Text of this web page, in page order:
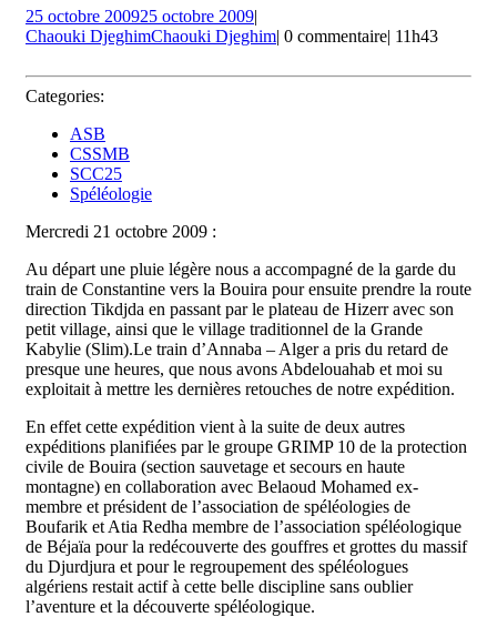
25 octobre 200925 octobre 2009|
Chaouki DjeghimChaouki Djeghim| 0 commentaire| 11h43
Categories:
ASB
CSSMB
SCC25
Spéléologie
Mercredi 21 octobre 2009 :
Au départ une pluie légère nous a accompagné de la garde du
train de Constantine vers la Bouira pour ensuite prendre la route
direction Tikdjda en passant par le plateau de Hizerr avec son
petit village, ainsi que le village traditionnel de la Grande
Kabylie (Slim).Le train d’Annaba – Alger a pris du retard de
presque une heures, que nous avons Abdelouahab et moi su
exploitait à mettre les dernières retouches de notre expédition.
En effet cette expédition vient à la suite de deux autres
expéditions planifiées par le groupe GRIMP 10 de la protection
civile de Bouira (section sauvetage et secours en haute
montagne) en collaboration avec Belaoud Mohamed ex-
membre et président de l’association de spéléologies de
Boufarik et Atia Redha membre de l’association spéléologique
de Béjaïa pour la redécouverte des gouffres et grottes du massif
du Djurdjura et pour le regroupement des spéléologues
algériens restait actif à cette belle discipline sans oublier
l’aventure et la découverte spéléologique.